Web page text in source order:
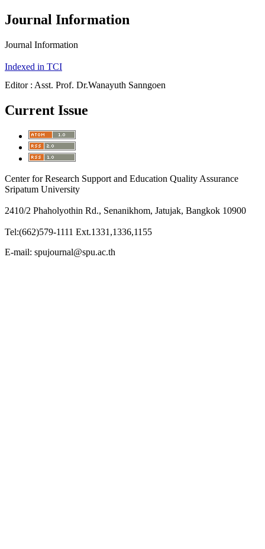
Journal Information
Journal Information
Indexed in TCI
Editor : Asst. Prof. Dr.Wanayuth Sanngoen
Current Issue
Center for Research Support and Education Quality Assurance
Sripatum University
2410/2 Phaholyothin Rd., Senanikhom, Jatujak, Bangkok 10900
Tel:(662)579-1111 Ext.1331,1336,1155
E-mail: spujournal@spu.ac.th